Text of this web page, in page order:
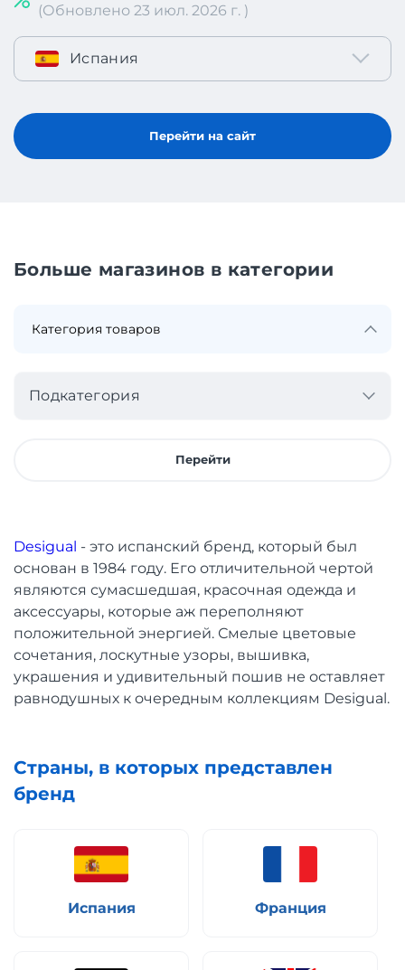
(Обновлено 23 июл. 2026 г. )
Испания
Перейти на сайт
Больше магазинов в категории
Подкатегория
Перейти
Desigual - это испанский бренд, который был
основан в 1984 году. Его отличительной чертой
являются сумасшедшая, красочная одежда и
аксессуары, которые аж переполняют
положительной энергией. Смелые цветовые
сочетания, лоскутные узоры, вышивка,
украшения и удивительный пошив не оставляет
равнодушных к очередным коллекциям Desigual.
Страны, в которых представлен
бренд
Испания Франция